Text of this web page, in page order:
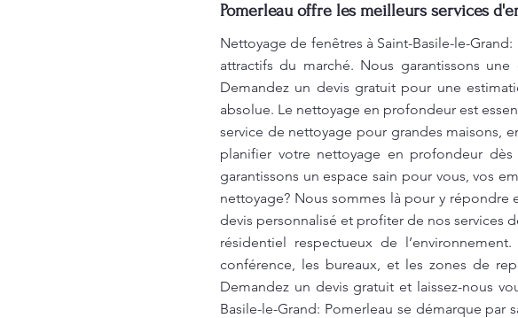
Pomerleau offre les meilleurs services
Nettoyage de fenêtres à Saint-Basile-le-
attractifs du marché. Nous garantissons
Demandez un devis gratuit pour une
absolue. Le nettoyage en profondeur est
service de nettoyage pour grandes maisons,
planifier votre nettoyage en profondeur
garantissons un espace sain pour vous, vos
nettoyage? Nous sommes là pour y
devis personnalisé et profiter de nos services
résidentiel respectueux de
conférence, les bureaux, et les zones de
Demandez un devis gratuit et laissez-nous
Basile-le-Grand: Pomerleau se démarque par